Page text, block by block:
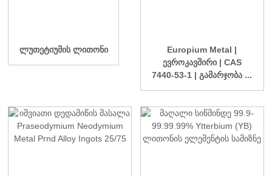
ლუთეტიუმის ლითონი
Europium Metal |
ევროკავშირი | CAS
7440-53-1 | გამარჯობა ...